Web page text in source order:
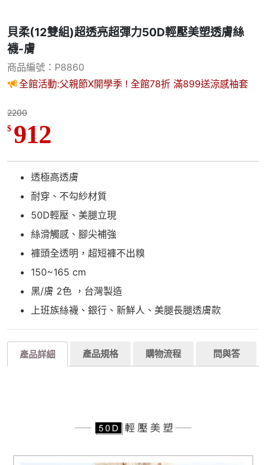
貝柔(12雙組)超透亮超彈力50D輕壓美塑透膚絲
襪-膚
商品編號：P8860
全館活動:父親節X開學季 ! 全館78折 滿899送涼感袖套
2200
$ 912
透極高透膚
耐穿、不勾紗材質
50D輕壓、美腿立現
絲滑觸感、腳尖補強
褲頭全透明，超短褲不出糗
150~165 cm
黑/膚 2色 ，台灣製造
上班族絲襪、銀行、新鮮人、美腿長腿透膚款
產品詳細 產品規格 購物流程 問與答